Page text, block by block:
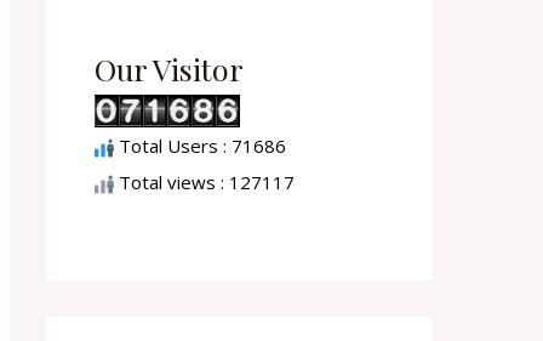
Our Visitor
Total Users : 71686
Total views : 127117